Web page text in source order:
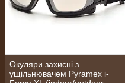
Окуляри захисні з
ущільнювачем Pyramex i-